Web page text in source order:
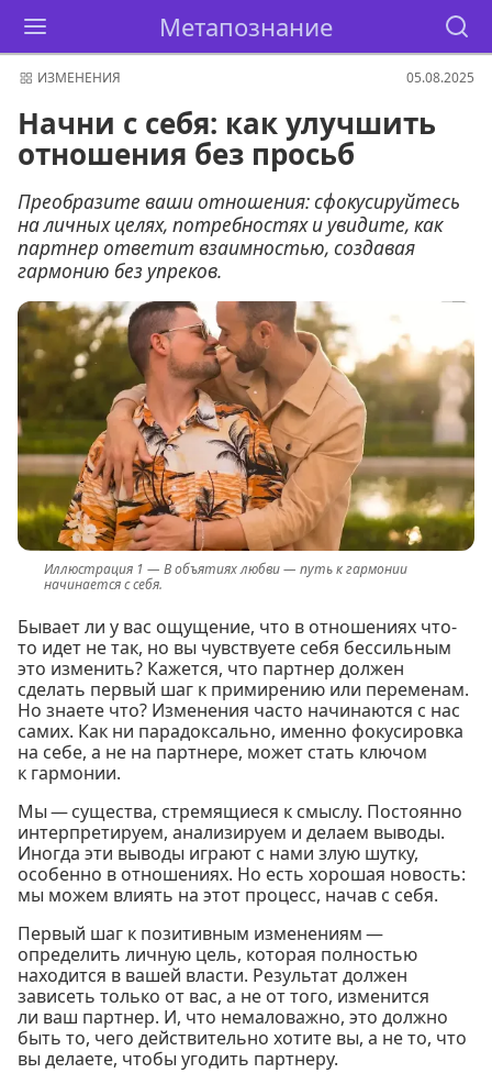
Метапознание
ИЗМЕНЕНИЯ 05.08.2025
Начни с себя: как улучшить
отношения без просьб
Преобразите ваши отношения: сфокусируйтесь
на личных целях, потребностях и увидите, как
партнер ответит взаимностью, создавая
гармонию без упреков.
В объятиях любви — путь к гармонии
начинается с себя.
Бывает ли у вас ощущение, что в отношениях что-
то идет не так, но вы чувствуете себя бессильным
это изменить? Кажется, что партнер должен
сделать первый шаг к примирению или переменам.
Но знаете что? Изменения часто начинаются с нас
самих. Как ни парадоксально, именно фокусировка
на себе, а не на партнере, может стать ключом
к гармонии.
Мы — существа, стремящиеся к смыслу. Постоянно
интерпретируем, анализируем и делаем выводы.
Иногда эти выводы играют с нами злую шутку,
особенно в отношениях. Но есть хорошая новость:
мы можем влиять на этот процесс, начав с себя.
Первый шаг к позитивным изменениям —
определить личную цель, которая полностью
находится в вашей власти. Результат должен
зависеть только от вас, а не от того, изменится
ли ваш партнер. И, что немаловажно, это должно
быть то, чего действительно хотите вы, а не то, что
вы делаете, чтобы угодить партнеру.